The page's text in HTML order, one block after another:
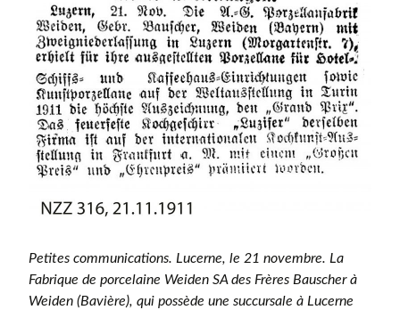
Petites communications. Lucerne, le 21 novembre. La
Fabrique de porcelaine Weiden SA des Frères Bauscher à
Weiden (Bavière), qui possède une succursale à Lucerne